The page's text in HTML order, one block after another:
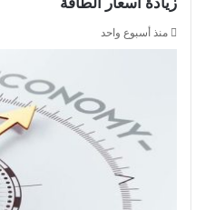
منذ أسبوع واحد